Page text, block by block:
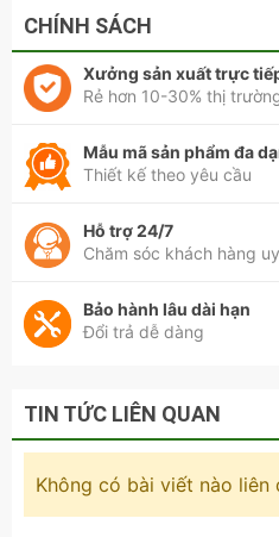
CHÍNH SÁCH
Xưởng sản xuất trực
Rẻ hơn 10-30% thị
Mẫu mã sản phẩm đa
Thiết kế theo yêu cầu
Hỗ trợ 24/7
Chăm sóc khách hàng
Bảo hành lâu dài hạn
Đổi trả dễ dàng
TIN TỨC LIÊN QUAN
Không có bài viết nào liên